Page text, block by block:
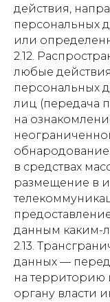
действия,
персональных
или
2.12.
любые
персональных
лиц (передача
на
в средствах
размещение в
данным каким-
2.13.
данных —
на территорию
органу власти